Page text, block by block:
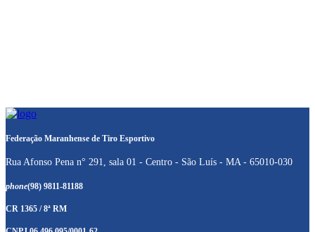
Federação Maranhense de Tiro Esportivo
Rua Afonso Pena n° 291, sala 01 - Centro - São Luís - MA - 65010-030
phone(98) 9811-81188
CR 1365 / 8ª RM